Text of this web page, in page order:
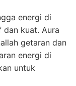
energi di
dan kuat. Aura
getaran dan
energi di
untuk